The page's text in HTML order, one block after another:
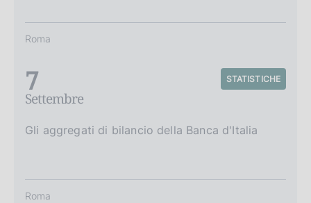
Roma
7
Settembre
STATISTICHE
Gli aggregati di bilancio della Banca d'Italia
Roma